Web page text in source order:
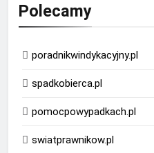
Polecamy
poradnikwindykacyjny.pl
spadkobierca.pl
pomocpowypadkach.pl
swiatprawnikow.pl